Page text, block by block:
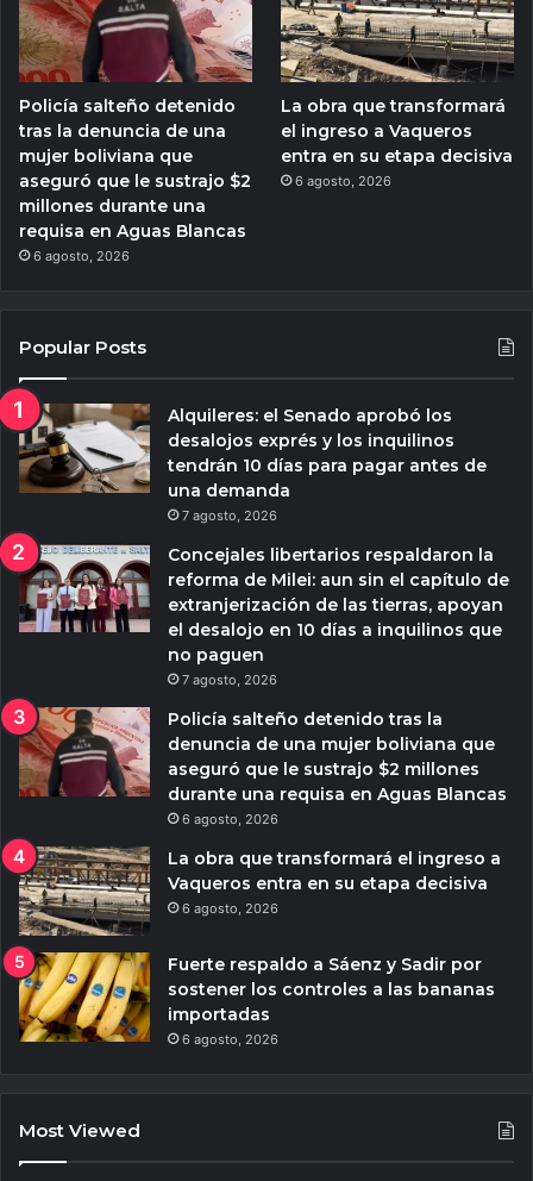
Policía salteño detenido
tras la denuncia de una
mujer boliviana que
aseguró que le sustrajo $2
millones durante una
requisa en Aguas Blancas
6 agosto, 2026
La obra que transformará
el ingreso a Vaqueros
entra en su etapa decisiva
6 agosto, 2026
Popular Posts
Alquileres: el Senado aprobó los
desalojos exprés y los inquilinos
tendrán 10 días para pagar antes de
una demanda
7 agosto, 2026
Concejales libertarios respaldaron la
reforma de Milei: aun sin el capítulo de
extranjerización de las tierras, apoyan
el desalojo en 10 días a inquilinos que
no paguen
7 agosto, 2026
Policía salteño detenido tras la
denuncia de una mujer boliviana que
aseguró que le sustrajo $2 millones
durante una requisa en Aguas Blancas
6 agosto, 2026
La obra que transformará el ingreso a
Vaqueros entra en su etapa decisiva
6 agosto, 2026
Fuerte respaldo a Sáenz y Sadir por
sostener los controles a las bananas
importadas
6 agosto, 2026
Most Viewed